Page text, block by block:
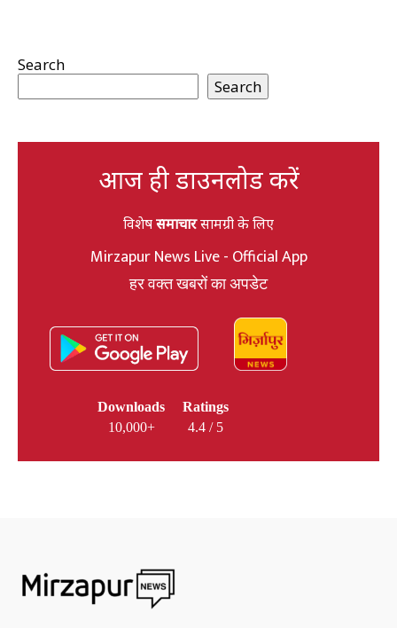
Search
Search
आज ही डाउनलोड करें
विशेषसमाचारसामग्री के लिए
Mirzapur News Live - Official App
हर वक्त खबरों का अपडेट
Downloads
10,000+
Ratings
4.4 / 5